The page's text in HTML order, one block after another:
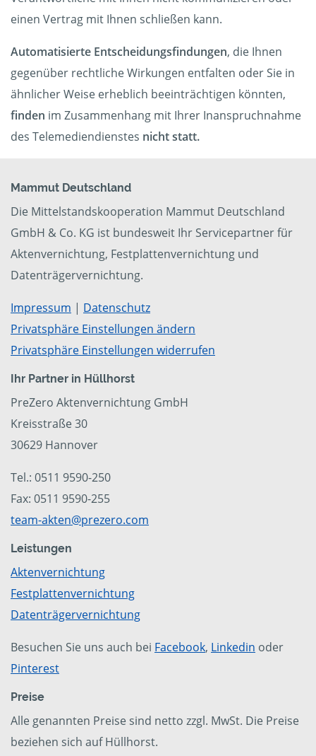
einen Vertrag mit Ihnen schließen kann.
Automatisierte Entscheidungsfindungen, die Ihnen
gegenüber rechtliche Wirkungen entfalten oder Sie in
ähnlicher Weise erheblich beeinträchtigen könnten,
finden im Zusammenhang mit Ihrer Inanspruchnahme
des Telemediendienstes nicht statt.
Mammut Deutschland
Die Mittelstandskooperation Mammut Deutschland
GmbH & Co. KG ist bundesweit Ihr Servicepartner für
Aktenvernichtung, Festplattenvernichtung und
Datenträgervernichtung.
Impressum | Datenschutz
Privatsphäre Einstellungen ändern
Privatsphäre Einstellungen widerrufen
Ihr Partner in Hüllhorst
PreZero Aktenvernichtung GmbH
Kreisstraße 30
30629 Hannover
Tel.: 0511 9590-250
Fax: 0511 9590-255
team-akten@prezero.com
Leistungen
Aktenvernichtung
Festplattenvernichtung
Datenträgervernichtung
Besuchen Sie uns auch bei Facebook, Linkedin oder
Pinterest
Preise
Alle genannten Preise sind netto zzgl. MwSt. Die Preise
beziehen sich auf Hüllhorst.